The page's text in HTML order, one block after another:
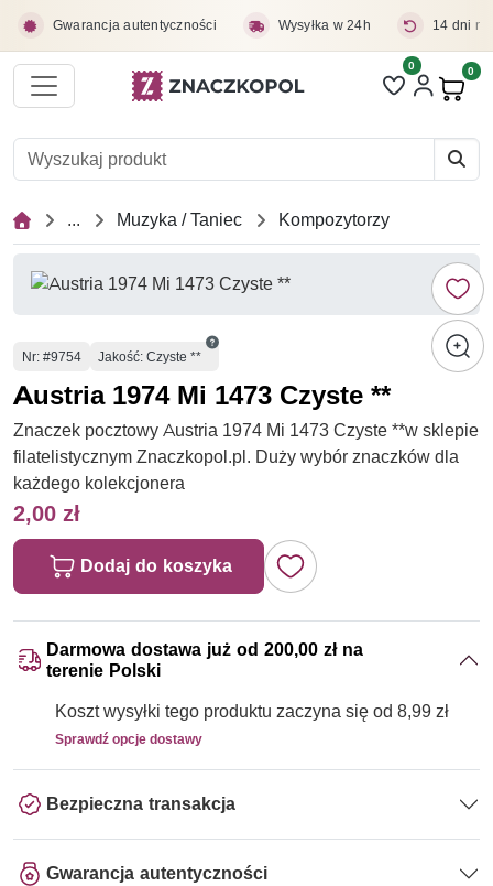
Gwarancja autentyczności Wysyłka w 24h 14 dni
Liczba pozycji
0 0
... Muzyka / Taniec Kompozytorzy
Numer
Nr: #9754 Jakość: Czyste **
Austria 1974 Mi 1473 Czyste **
Znaczek pocztowy Austria 1974 Mi 1473 Czyste **w sklepie
filatelistycznym Znaczkopol.pl. Duży wybór znaczków dla
każdego kolekcjonera
2,00 zł
Dodaj do koszyka
Darmowa dostawa już od 200,00 zł na
terenie Polski
Koszt wysyłki tego produktu zaczyna się od 8,99 zł
Sprawdź opcje dostawy
Bezpieczna transakcja
Gwarancja autentyczności